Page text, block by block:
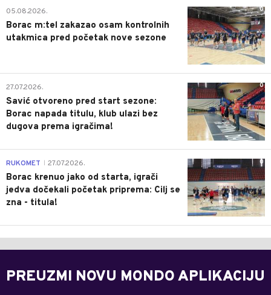
0
05.08.2026.
Borac m:tel zakazao osam kontrolnih
utakmica pred početak nove sezone
0
27.07.2026.
Savić otvoreno pred start sezone:
Borac napada titulu, klub ulazi bez
dugova prema igračima!
0
RUKOMET 27.07.2026.
Borac krenuo jako od starta, igrači
jedva dočekali početak priprema: Cilj se
zna - titula!
PREUZMI NOVU MONDO APLIKACIJU